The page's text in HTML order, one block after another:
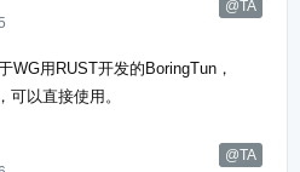
@TA
WG用RUST开发的BoringTun，
可以直接使用。
@TA